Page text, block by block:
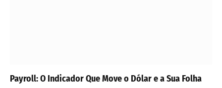
Payroll: O Indicador Que Move o Dólar e a Sua Folha